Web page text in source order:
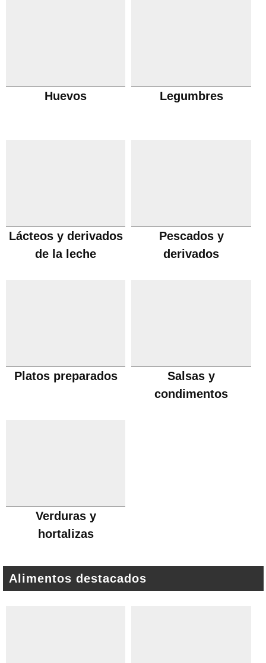
Huevos Legumbres
Lácteos y derivados
de la leche
Pescados y
derivados
Platos preparados
Salsas y
condimentos
Verduras y
hortalizas
Alimentos destacados